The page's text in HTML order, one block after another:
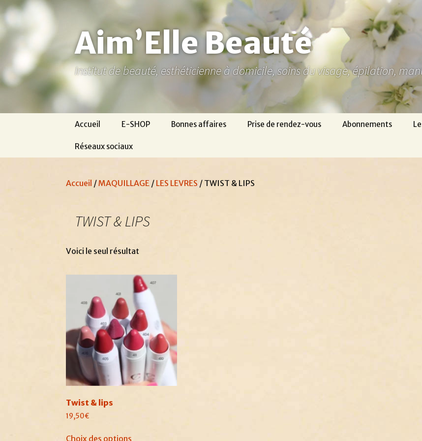
Aller
au
contenu
Aim’Elle Beauté
Institut de beauté, esthéticienne à domicile, soins du visage, épilation,
Accueil E-SHOP Bonnes affaires Prise de rendez-vous Abonnements
Réseaux sociaux
Accueil /MAQUILLAGE / LES LEVRES / TWIST & LIPS
TWIST & LIPS
Voici le seul résultat
Twist & lips
19,50€
Choix des options